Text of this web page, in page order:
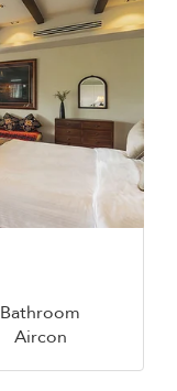
Bathroom
Aircon